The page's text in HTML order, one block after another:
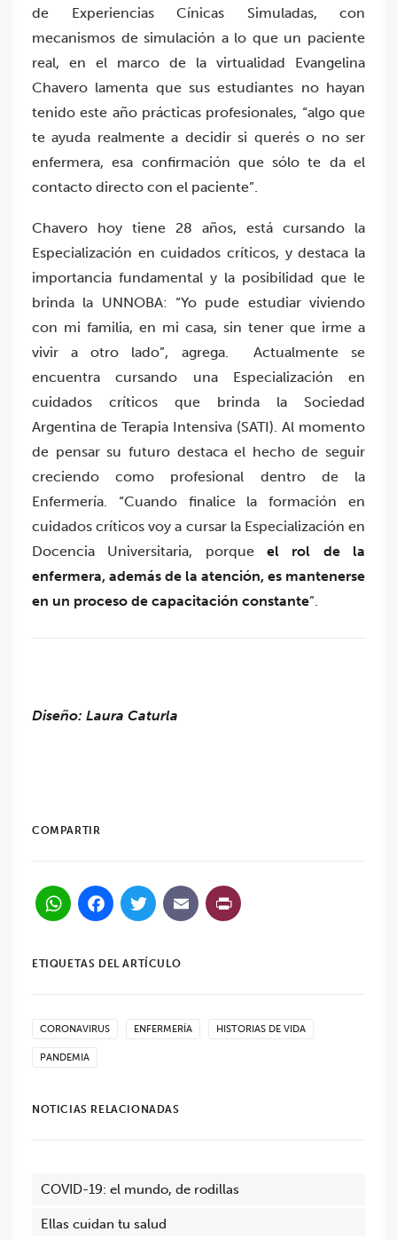
de Experiencias Cínicas Simuladas, con
mecanismos de simulación a lo que un paciente
real, en el marco de la virtualidad Evangelina
Chavero lamenta que sus estudiantes no hayan
tenido este año prácticas profesionales, “algo que
te ayuda realmente a decidir si querés o no ser
enfermera, esa confirmación que sólo te da el
contacto directo con el paciente”.
Chavero hoy tiene 28 años, está cursando la
Especialización en cuidados críticos, y destaca la
importancia fundamental y la posibilidad que le
brinda la UNNOBA: “Yo pude estudiar viviendo
con mi familia, en mi casa, sin tener que irme a
vivir a otro lado”, agrega. Actualmente se
encuentra cursando una Especialización en
cuidados críticos que brinda la Sociedad
Argentina de Terapia Intensiva (SATI). Al momento
de pensar su futuro destaca el hecho de seguir
creciendo como profesional dentro de la
Enfermería. “Cuando finalice la formación en
cuidados críticos voy a cursar la Especialización en
Docencia Universitaria, porque el rol de la
enfermera, además de la atención, es mantenerse
en un proceso de capacitación constante”.
Diseño: Laura Caturla
COMPARTIR
WhatsApp
Facebook
Twitter
Email
ETIQUETAS DEL ARTÍCULO
CORONAVIRUS ENFERMERÍA HISTORIAS DE VIDA
PANDEMIA
NOTICIAS RELACIONADAS
COVID-19: el mundo, de rodillas
Ellas cuidan tu salud